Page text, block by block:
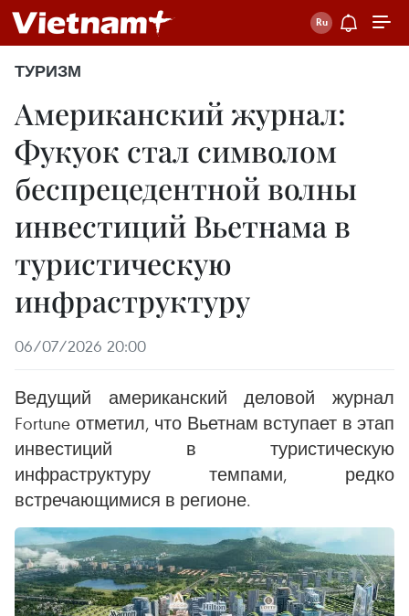
ТУРИЗМ
Американский журнал:
Фукуок стал символом
беспрецедентной волны
инвестиций Вьетнама в
туристическую
инфраструктуру
06/07/2026 20:00
Ведущий американский деловой журнал
Fortune отметил, что Вьетнам вступает в этап
инвестиций в туристическую
инфраструктуру темпами, редко
встречающимися в регионе.